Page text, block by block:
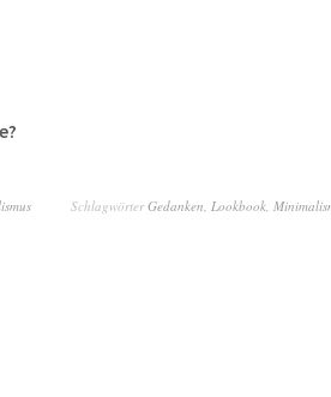
SchlagwörterGedanken, Lookbook,